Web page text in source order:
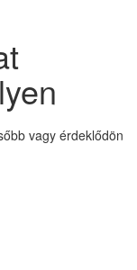
vagy érdeklődön